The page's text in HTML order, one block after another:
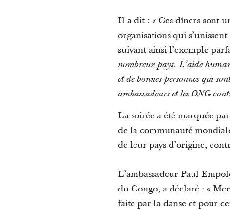
Il a dit : « Ces dîners sont
organisations qui
suivant ainsi l’exemple
nombreux pays. L’aide
et de bonnes personnes qui
ambassadeurs et les ONG
La soirée a été marquée
de la communauté
de leur pays d’origine,
L’ambassadeur Paul
du Congo, a déclaré : «
faite par la danse et pour